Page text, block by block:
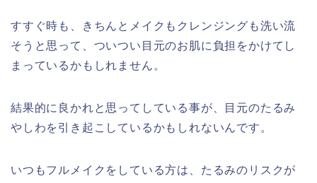
すすぐ時も、きちんとメイクもクレンジングも洗い流
そうと思って、ついつい目元のお肌に負担をかけてし
まっているかもしれません。
結果的に良かれと思ってしている事が、目元のたるみ
やしわを引き起こしているかもしれないんです。
いつもフルメイクをしている方は、たるみのリスクが